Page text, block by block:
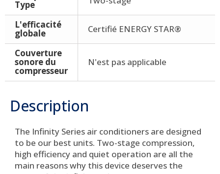
Type
L'efficacité
globale Certifié ENERGY STAR®
Couverture
sonore du
compresseur
N'est pas applicable
Description
The Infinity Series air conditioners are designed
to be our best units. Two-stage compression,
high efficiency and quiet operation are all the
main reasons why this device deserves the